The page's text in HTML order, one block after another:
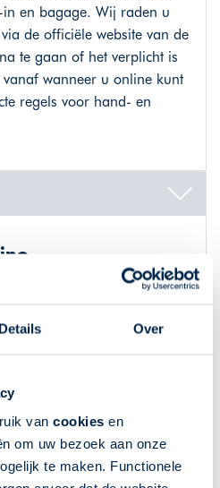
Details Over
van cookies en
om uw bezoek aan onze
te maken. Functionele
en bagage. Wij raden u
de officiële website van de
te gaan of het verplicht is
wanneer u online kunt
regels voor hand- en
centrum van Turijn in de
inrichting. Iedere
Het hotel biedt een
In de Spa kunt u
of tegen betaling
stoombad of